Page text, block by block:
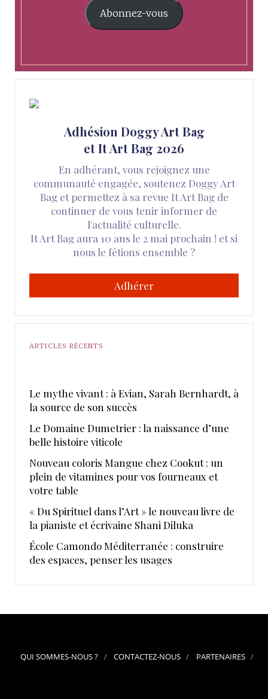
Abonnez-vous
Adhésion Doggy Art Bag
et It Art Bag 2026
En adhérant, vous rejoignez une
communauté engagée, soutenez Doggy Art
Bag et permettez à sa revue It Art Bag de
continuer de vous tenir informer de
l'actualité culturelle.
It Art Bag aura 10 ans le 2 mai prochain ! et si
nous le fêtions ensemble ?
Adhérer
ARTICLES RÉCENTS
Le mythe vivant : à Evian, Sarah Bernhardt, à
la source de son succès
Le Domaine Dumetrier : la naissance d’une
belle histoire viticole
Nouveau coloris Mangue chez Cookut : un
plein de vitamines pour vos fourneaux et
votre table
« Du Spirituel dans l’Art » le nouveau livre de
la pianiste et écrivaine Shani Diluka
École Camondo Méditerranée : construire
des espaces, penser les usages
QUI SOMMES-NOUS ? CONTACTEZ-NOUS PARTENAIRES